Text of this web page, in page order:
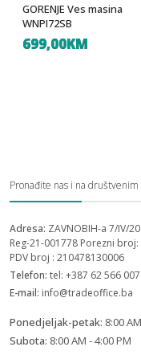
GORENJE Ves masina
WNPI72SB
699,00KM
Pronađite nas i na
Adresa: ZAVNOBIH-a 7/IV/
Reg-21-001778 Porezni
PDV broj : 210478130006
Telefon: tel: +387 62 566 007
E-mail: info@tradeoffice.ba
Ponedjeljak-petak: 8:00
Subota: 8:00 AM - 4:00 PM